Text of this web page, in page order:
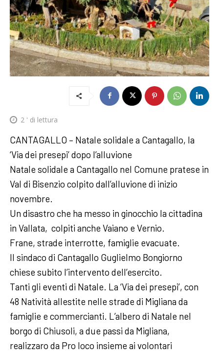
2 ' di lettura
CANTAGALLO – Natale solidale a Cantagallo, la
‘Via dei presepi’ dopo l’alluvione
Natale solidale a Cantagallo nel Comune pratese in
Val di Bisenzio colpito dall’alluvione di inizio
novembre.
Un disastro che ha messo in ginocchio la cittadina
in Vallata, colpiti anche Vaiano e Vernio.
Frane, strade interrotte, famiglie evacuate.
Il sindaco di Cantagallo Guglielmo Bongiorno
chiese subito l’intervento dell’esercito.
Tanti gli eventi di Natale. La ‘Via dei presepi’, con
48 Natività allestite nelle strade di Migliana da
famiglie e commercianti. L’albero di Natale nel
borgo di Chiusoli, a due passi da Migliana,
realizzaro da Pro loco insieme ai volontari